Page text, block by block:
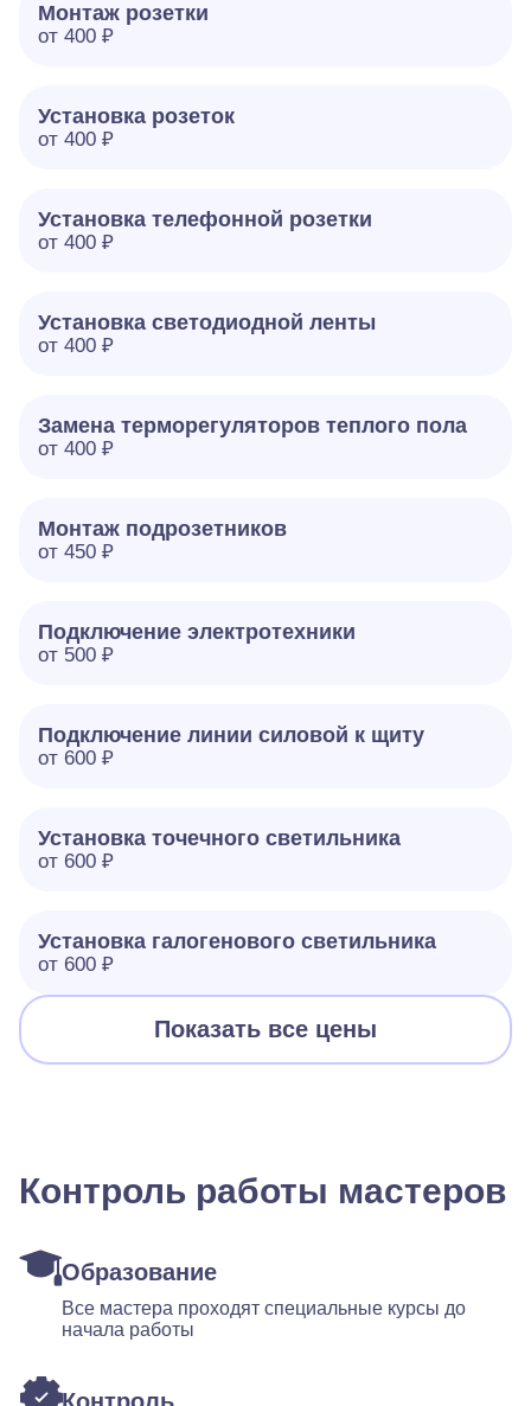
Монтаж розетки
от 400 ₽
Установка розеток
от 400 ₽
Установка телефонной розетки
от 400 ₽
Установка светодиодной ленты
от 400 ₽
Замена терморегуляторов теплого пола
от 400 ₽
Монтаж подрозетников
от 450 ₽
Подключение электротехники
от 500 ₽
Подключение линии силовой к щиту
от 600 ₽
Установка точечного светильника
от 600 ₽
Установка галогенового светильника
от 600 ₽
Показать все цены
Контроль работы мастеров
Образование
Все мастера проходят специальные курсы до
начала работы